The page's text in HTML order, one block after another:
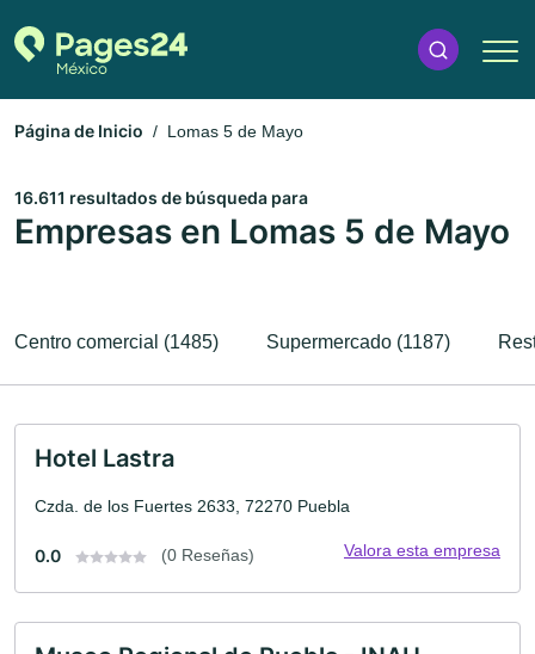
Página de Inicio Lomas 5 de Mayo
16.611 resultados de búsqueda para
Empresas en Lomas 5 de Mayo
Centro comercial (1485) Supermercado (1187)
Hotel Lastra
Czda. de los Fuertes 2633, 72270 Puebla
0.0 (0 Reseñas) Valora esta empresa